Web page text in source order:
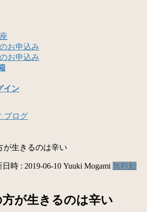
お申込み
お申込み
イン
ブログ
が生きるのは辛い
日時 : 2019-06-10 Yuuki Mogami 無料動
が生きるのは辛い